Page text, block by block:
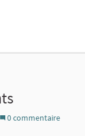
0 commentaire